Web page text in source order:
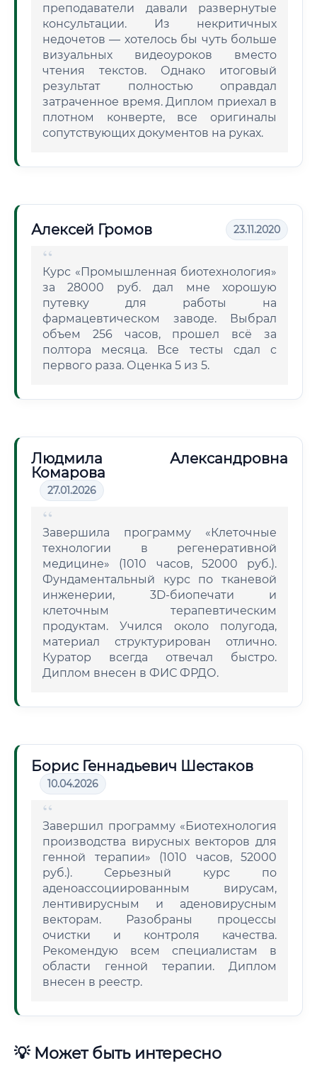
преподаватели давали развернутые
консультации. Из некритичных
недочетов — хотелось бы чуть больше
визуальных видеоуроков вместо
чтения текстов. Однако итоговый
результат полностью оправдал
затраченное время. Диплом приехал в
плотном конверте, все оригиналы
сопутствующих документов на руках.
Алексей Громов 23.11.2020
Курс «Промышленная биотехнология»
за 28000 руб. дал мне хорошую
путевку для работы на
фармацевтическом заводе. Выбрал
объем 256 часов, прошел всё за
полтора месяца. Все тесты сдал с
первого раза. Оценка 5 из 5.
Людмила Александровна
Комарова
27.01.2026
Завершила программу «Клеточные
технологии в регенеративной
медицине» (1010 часов, 52000 руб.).
Фундаментальный курс по тканевой
инженерии, 3D-биопечати и
клеточным терапевтическим
продуктам. Учился около полугода,
материал структурирован отлично.
Куратор всегда отвечал быстро.
Диплом внесен в ФИС ФРДО.
Борис Геннадьевич Шестаков
10.04.2026
Завершил программу «Биотехнология
производства вирусных векторов для
генной терапии» (1010 часов, 52000
руб.). Серьезный курс по
аденоассоциированным вирусам,
лентивирусным и аденовирусным
векторам. Разобраны процессы
очистки и контроля качества.
Рекомендую всем специалистам в
области генной терапии. Диплом
внесен в реестр.
💡 Может быть интересно